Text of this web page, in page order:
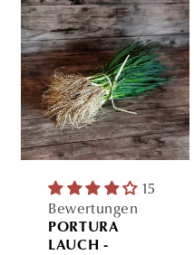
15
Bewertungen
PORTURA
LAUCH -